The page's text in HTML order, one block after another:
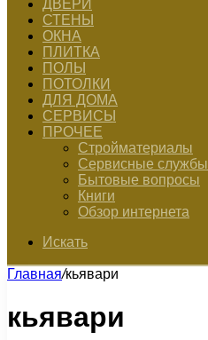
ДВЕРИ
СТЕНЫ
ОКНА
ПЛИТКА
ПОЛЫ
ПОТОЛКИ
ДЛЯ ДОМА
СЕРВИСЫ
ПРОЧЕЕ
Стройматериалы
Сервисные службы
Бытовые вопросы
Книги
Обзор интернета
Искать
Главная/кьявари
кьявари